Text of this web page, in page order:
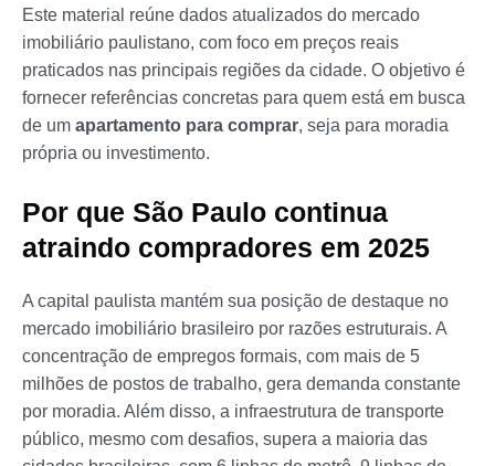
Este material reúne dados atualizados do mercado
imobiliário paulistano, com foco em preços reais
praticados nas principais regiões da cidade. O objetivo é
fornecer referências concretas para quem está em busca
de um apartamento para comprar, seja para moradia
própria ou investimento.
Por que São Paulo continua
atraindo compradores em 2025
A capital paulista mantém sua posição de destaque no
mercado imobiliário brasileiro por razões estruturais. A
concentração de empregos formais, com mais de 5
milhões de postos de trabalho, gera demanda constante
por moradia. Além disso, a infraestrutura de transporte
público, mesmo com desafios, supera a maioria das